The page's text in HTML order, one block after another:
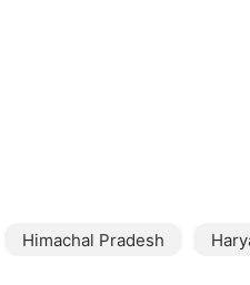
Himachal Pradesh